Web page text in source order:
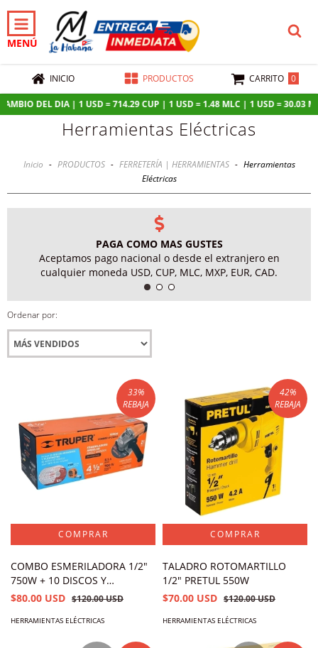
DEL DIA | 1 USD = 714.29 CUP | 1 USD = 1.48 MLC | 1 USD = 30.03
MENÚ
INICIO PRODUCTOS CARRITO 0
Herramientas Eléctricas
Inicio - PRODUCTOS - FERRETERÍA | HERRAMIENTAS - Herramientas
Eléctricas
PAGA COMO MAS GUSTES
Aceptamos pago nacional o desde el extranjero en
cualquier moneda USD, CUP, MLC, MXP, EUR, CAD.
Ordenar por:
33%
REBAJA
COMBO ESMERILADORA 1/2"
750W + 10 DISCOS Y
FLEXOMETRO
$80.00 USD $120.00 USD
HERRAMIENTAS ELÉCTRICAS
42%
REBAJA
TALADRO ROTOMARTILLO
1/2" PRETUL 550W
$70.00 USD $120.00 USD
HERRAMIENTAS ELÉCTRICAS